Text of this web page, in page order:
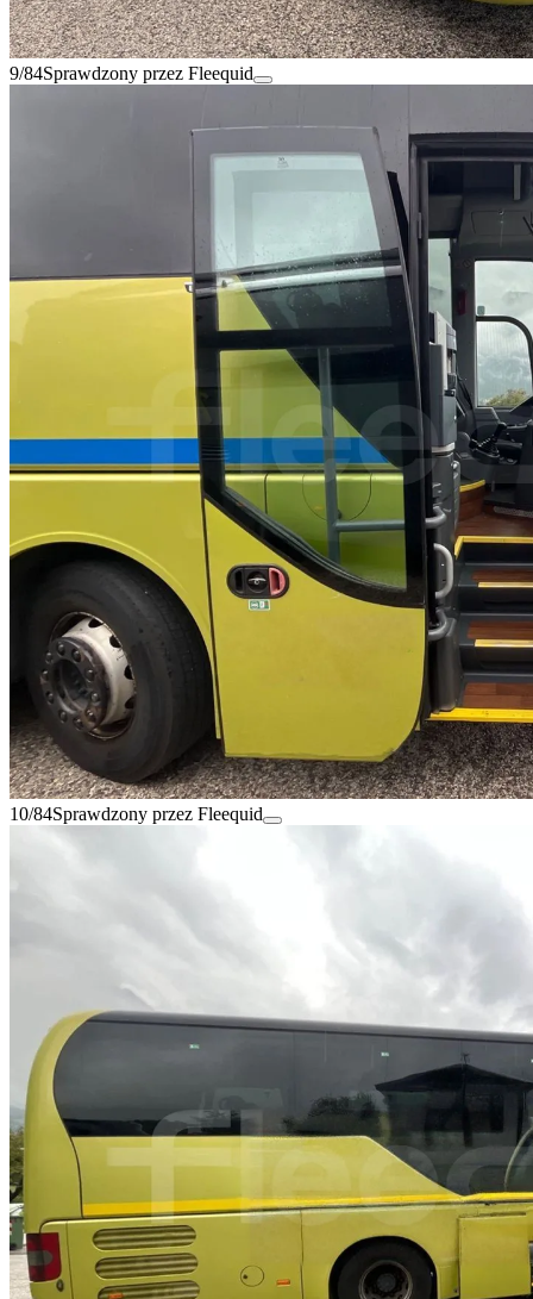
9/84Sprawdzony przez Fleequid
10/84Sprawdzony przez Fleequid